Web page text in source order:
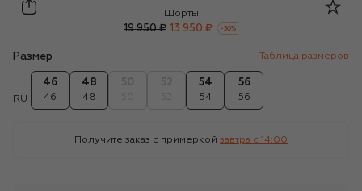
Bogner Fire+Ice
Шорты
19 950 ₽ 13 950 ₽ -30%
Размер Таблица размеров
RU
46
46
48
48
54
54
56
56
Получите заказ с примеркой завтра c 14:00